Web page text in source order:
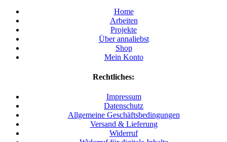
Home
Arbeiten
Projekte
Über annaliebst
Shop
Mein Konto
Rechtliches:
Impressum
Datenschutz
Allgemeine Geschäftsbedingungen
Versand & Lieferung
Widerruf